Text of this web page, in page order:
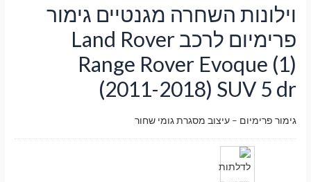
וילונות השחרה מגנטיים גימור
פרימיום לרכב Land Rover
Range Rover Evoque (1)
(2011-2018) SUV 5 dr
גימור פרימיום – עיצוב מסגרת גומי שחור